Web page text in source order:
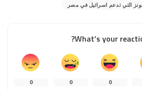
التي تدعم اسرائيل في مصر
What’s your
0
0
0